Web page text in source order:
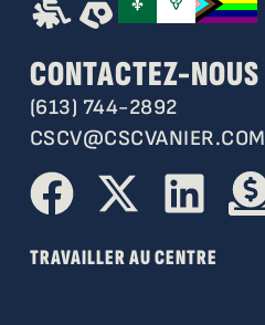
CONTACTEZ-NOUS
(613) 744-2892
CSCV@CSCVANIER.COM
TRAVAILLER AU CENTRE